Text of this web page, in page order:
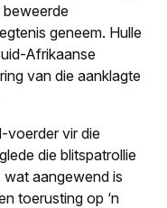
geneem. Hulle
Afrikaanse
van die aanklagte
voerder vir die
die blitspatrollie
aangewend is
toerusting op ‘n